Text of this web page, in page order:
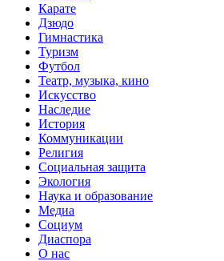
Карате
Дзюдо
Гимнастика
Туризм
Футбол
Театр, музыка, кино
Искусство
Наследие
История
Коммуникации
Религия
Социальная защита
Экология
Наука и образование
Медиа
Социум
Диаспора
О нас